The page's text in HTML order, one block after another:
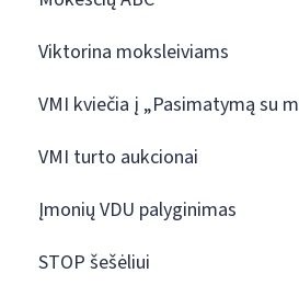
Viktorina moksleiviams
VMI kviečia į „Pasimatymą su
VMI turto aukcionai
Įmonių VDU palyginimas
STOP šešėliui